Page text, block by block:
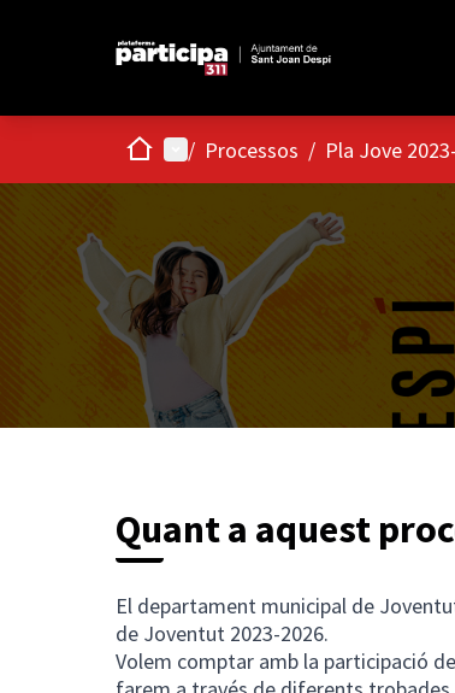
Inici Menú principal
/ Processos / Pla Jove
Quant a aquest
El departament municipal de
de Joventut 2023-2026.
Volem comptar amb la participació